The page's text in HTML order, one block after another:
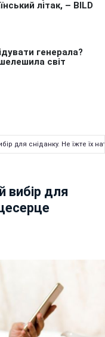
для сніданку. Не їжте їх
вибір для